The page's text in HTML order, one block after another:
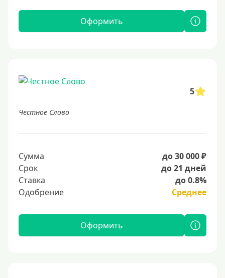
Оформить
5
Честное Слово
Сумма
до 30 000 ₽
Срок
до 21 дней
Ставка
до 0.8%
Одобрение
Среднее
Оформить